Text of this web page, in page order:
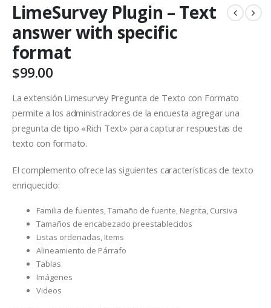
LimeSurvey Plugin – Text
answer with specific
format
$99.00
La extensión Limesurvey Pregunta de Texto con Formato
permite a los administradores de la encuesta agregar una
pregunta de tipo «Rich Text» para capturar respuestas de
texto con formato.
El complemento ofrece las siguientes características de texto
enriquecido:
Familia de fuentes, Tamaño de fuente, Negrita, Cursiva
Tamaños de encabezado preestablecidos
Listas ordenadas, Items
Alineamiento de Párrafo
Tablas
Imágenes
Videos